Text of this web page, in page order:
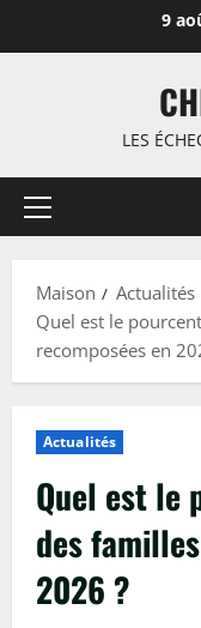
9
LES
Menu
Maison
Actualités
Quel est le
recomposées en
Actualités
Quel est le
des
2026 ?